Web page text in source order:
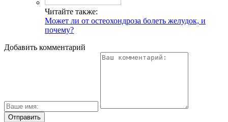
Читайте также:
Может ли от остеохондроза болеть желудок, и
почему?
Добавить комментарий